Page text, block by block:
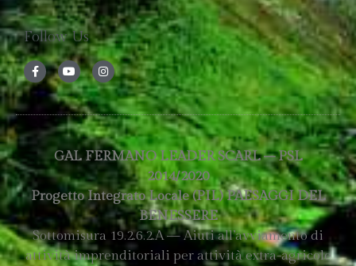
Follow Us
GAL FERMANO LEADER SCARL – PSL
2014/2020
Progetto Integrato Locale (PIL) PAESAGGI DEL
BENESSERE
Sottomisura 19.2.6.2.A — Aiuti all’avviamento di
attività imprenditoriali per attività extra-agricole